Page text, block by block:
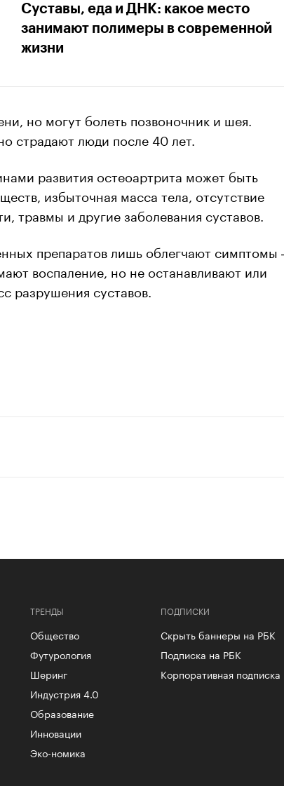
Суставы, еда и ДНК: какое место
занимают полимеры в современной
жизни
но могут болеть позвоночник и шея.
страдают люди после 40 лет.
развития остеоартрита может быть
избыточная масса тела, отсутствие
травмы и другие заболевания суставов.
препаратов лишь облегчают
воспаление, но не останавливают или
разрушения суставов.
ТРЕНДЫ
Общество
Футурология
Шеринг
Индустрия 4.0
Образование
Инновации
Эко-номика
ПОДПИСКИ
Скрыть баннеры на РБК
Подписка на РБК
Корпоративная подписка